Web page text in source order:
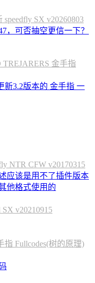
SX v20260803
，可否抽空更信一下？
金手指
新3.2版本的 金手指 一
NTR CFW v20170315
应该是用不了插件版本
他格式使用的
v20210915
Fullcodes(树的原理)